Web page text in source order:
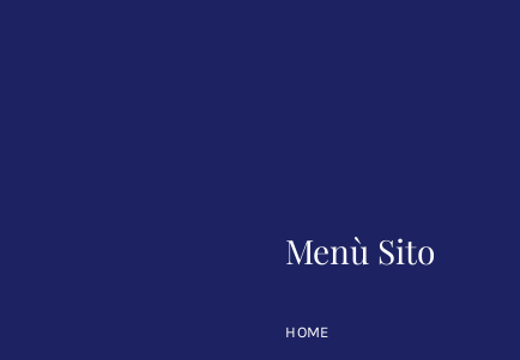
Menù Sito
HOME